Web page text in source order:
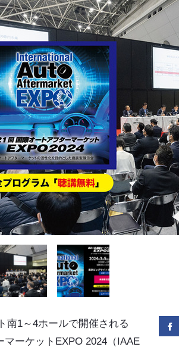
南1～4ホールで開催される
ーケットEXPO 2024（IAAE